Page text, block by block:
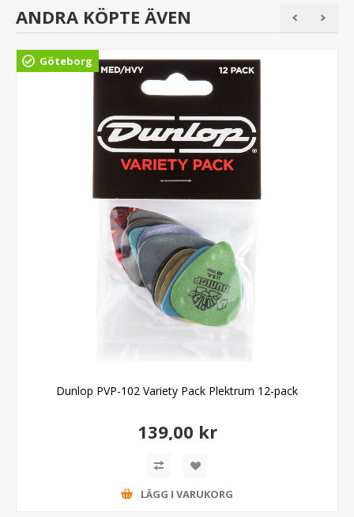
ANDRA KÖPTE ÄVEN
Göteborg
Dunlop PVP-102 Variety Pack Plektrum 12-pack
139,00 kr
LÄGG I VARUKORG